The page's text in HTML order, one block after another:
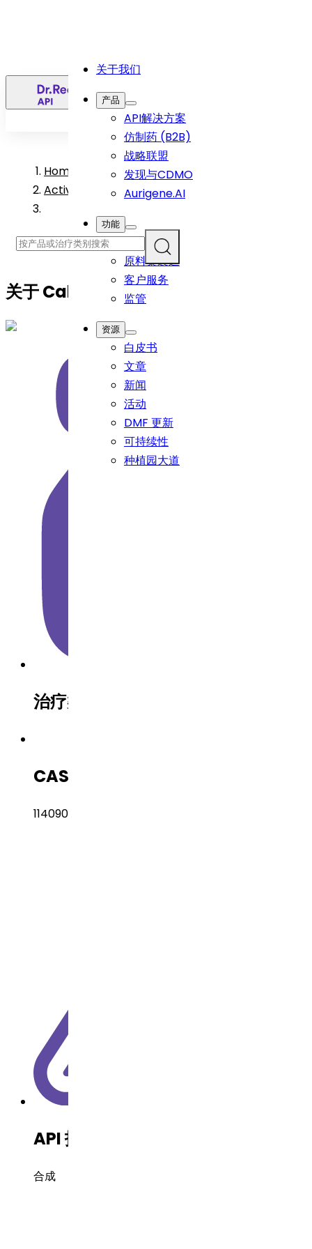
关于我们
产品
API解决方案
仿制药 (B2B)
战略联盟
发现与CDMO
Aurigene.AI
功能
研发
原料藥製造
客户服务
监管
资源
白皮书
文章
新闻
活动
DMF 更新
可持续性
种植园大道
Home
Active Pharmaceutical Ingredient Products
关于Cabozantinib S-Malate
治疗类别
CAS 编号
1140909-48-3
API 技术
合成